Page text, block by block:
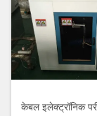
केबल इलेक्ट्रॉनिक